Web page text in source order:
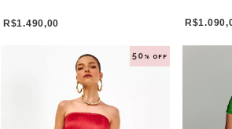
R$1.490,00
50 % OFF